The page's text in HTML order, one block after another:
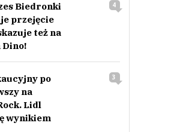
Biedronki
przejęcie
też na
Dino!
4
po
na
Lidl
wynikiem
3